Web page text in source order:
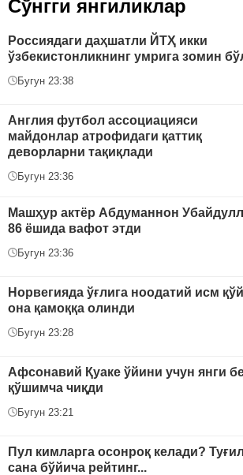
Сўнгги янгиликлар
Россиядаги даҳшатли ЙТҲ икки
ўзбекистонликнинг умрига зомин
Бугун 23:38
Англия футбол ассоциацияси
майдонлар атрофидаги қаттиқ
деворларни тақиқлади
Бугун 23:36
Машҳур актёр Абдуманнон
86 ёшида вафот этди
Бугун 23:36
Норвегияда ўғлига ноодатий исм
она қамоққа олинди
Бугун 23:28
Афсонавий Қуаке ўйини учун янги
қўшимча чиқди
Бугун 23:21
Пул кимларга осонроқ келади?
сана бўйича рейтинг...